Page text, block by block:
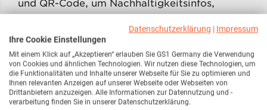
und QR-Code, um Nachhaltigkeitsinfos,
Marketing und Produktdaten direkt auf
Verpackungen bereitzustellen.
Quo vadis E-Commerce? Über den H
andel von morgen!
Interview von GS1 Germany mit Mark
Datenschutzerklärung | Impressum
Ihre Cookie Einstellungen
Mit einem Klick auf „Akzeptieren“ erlauben Sie GS1 Germany die Verwendung
von Cookies und ähnlichen Technologien. Wir nutzen diese Technologien, um
die Funktionalitäten und Inhalte unserer Webseite für Sie zu optimieren und
Ihnen relevanten Anzeigen auf unserer Webseite oder Webseiten von
Drittanbietern anzuzeigen. Alle Informationen zur Datennutzung und -
verarbeitung finden Sie in unserer Datenschutzerklärung.